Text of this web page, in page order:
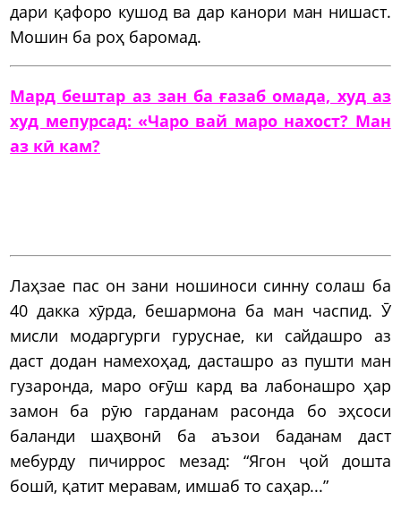
дари қафоро кушод ва дар канори ман нишаст.
Мошин ба роҳ баромад.
Мард бештар аз зан ба ғазаб омада, худ аз
худ мепурсад: «Чаро вай маро нахост? Ман
аз кӣ кам?
Лаҳзае пас он зани ношиноси синну солаш ба
40 дакка хӯрда, бешармона ба ман часпид. Ӯ
мисли модаргурги гуруснае, ки сайдашро аз
даст додан намехоҳад, дасташро аз пушти ман
гузаронда, маро оғӯш кард ва лабонашро ҳар
замон ба рӯю гарданам расонда бо эҳсоси
баланди шаҳвонӣ ба аъзои баданам даст
мебурду пичиррос мезад: “Ягон ҷой дошта
бошӣ, қатит меравам, имшаб то саҳар...”